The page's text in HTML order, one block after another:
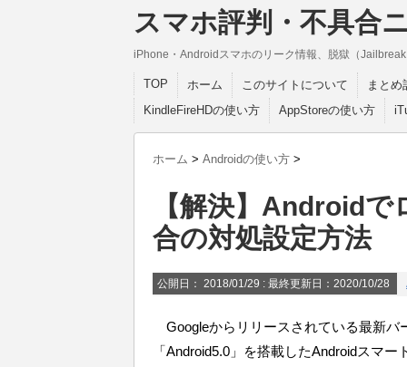
スマホ評判・不具合
iPhone・Androidスマホのリーク情報、脱獄（
TOP ホーム このサイトについて
まとめ
KindleFireHDの使い方
AppStoreの使い方
ホーム > Androidの使い方 >
【解決】Android
合の対処設定方法
公開日： 2018/01/29 : 最終更新日：2020/10/28
Googleからリリースされている最新バ
「Android5.0」を搭載したAndroidスマ